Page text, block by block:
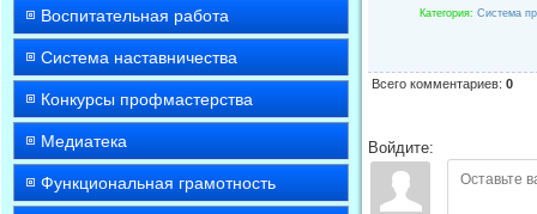
Воспитательная работа
Система наставничества
Конкурсы профмастерства
Медиатека
Функциональная грамотность
Категория: Система
Всего комментариев: 0
Войдите: